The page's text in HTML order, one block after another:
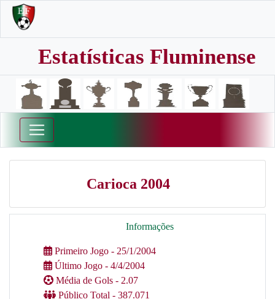
Estatísticas Fluminense
Carioca 2004
Informações
Primeiro Jogo - 25/1/2004
Último Jogo - 4/4/2004
Média de Gols - 2.07
Público Total - 387.071